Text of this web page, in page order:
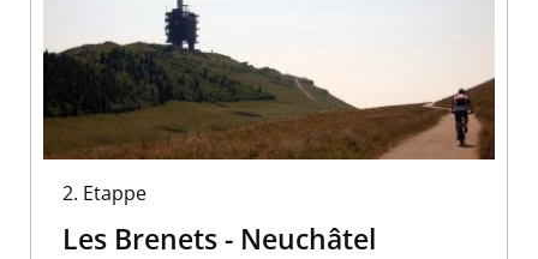
2. Etappe
Les Brenets - Neuchâtel